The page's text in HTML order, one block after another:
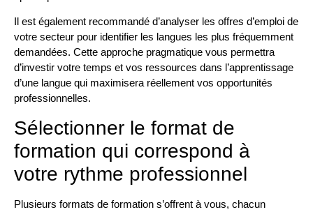
Il est également recommandé d’analyser les offres d’emploi de
votre secteur pour identifier les langues les plus fréquemment
demandées. Cette approche pragmatique vous permettra
d’investir votre temps et vos ressources dans l’apprentissage
d’une langue qui maximisera réellement vos opportunités
professionnelles.
Sélectionner le format de
formation qui correspond à
votre rythme professionnel
Plusieurs formats de formation s’offrent à vous, chacun